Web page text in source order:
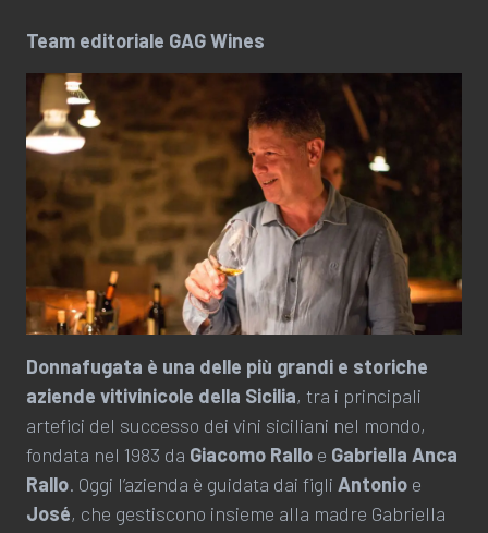
Team editoriale GAG Wines
Donnafugata è una delle più grandi e storiche
aziende vitivinicole della Sicilia, tra i principali
artefici del successo dei vini siciliani nel mondo,
fondata nel 1983 da Giacomo Rallo e Gabriella Anca
Rallo. Oggi l’azienda è guidata dai figli Antonio e
José, che gestiscono insieme alla madre Gabriella